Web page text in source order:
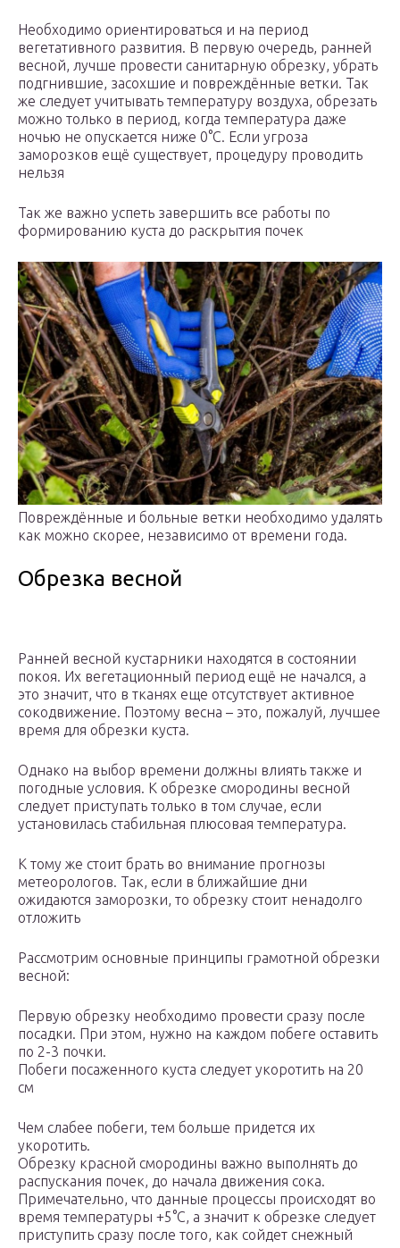
Необходимо ориентироваться и на период
вегетативного развития. В первую очередь, ранней
весной, лучше провести санитарную обрезку, убрать
подгнившие, засохшие и повреждённые ветки. Так
же следует учитывать температуру воздуха, обрезать
можно только в период, когда температура даже
ночью не опускается ниже 0°С. Если угроза
заморозков ещё существует, процедуру проводить
нельзя
Так же важно успеть завершить все работы по
формированию куста до раскрытия почек
Повреждённые и больные ветки необходимо удалять
как можно скорее, независимо от времени года.
Обрезка весной
Ранней весной кустарники находятся в состоянии
покоя. Их вегетационный период ещё не начался, а
это значит, что в тканях еще отсутствует активное
сокодвижение. Поэтому весна – это, пожалуй, лучшее
время для обрезки куста.
Однако на выбор времени должны влиять также и
погодные условия. К обрезке смородины весной
следует приступать только в том случае, если
установилась стабильная плюсовая температура.
К тому же стоит брать во внимание прогнозы
метеорологов. Так, если в ближайшие дни
ожидаются заморозки, то обрезку стоит ненадолго
отложить
Рассмотрим основные принципы грамотной обрезки
весной:
Первую обрезку необходимо провести сразу после
посадки. При этом, нужно на каждом побеге оставить
по 2-3 почки.
Побеги посаженного куста следует укоротить на 20
см
Чем слабее побеги, тем больше придется их
укоротить.
Обрезку красной смородины важно выполнять до
распускания почек, до начала движения сока.
Примечательно, что данные процессы происходят во
время температуры +5°С, а значит к обрезке следует
приступить сразу после того, как сойдет снежный